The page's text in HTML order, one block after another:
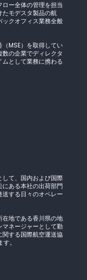
ー全体の管理を担当
たモデスタ製品の航
クオフィス業務全般
MSE）を取得してい
の企業でディレクタ
として業務に携わる
て、国内および国際
ある本社の出荷部門
する日々のオペレー
地である香川県の地
ネージャーとして勤
する国際航空運送協
。